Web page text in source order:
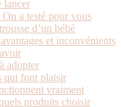
lancer
a testé pour vous
d’un bébé
et inconvénients
adopter
qui font plaisir
vraiment
produits choisir